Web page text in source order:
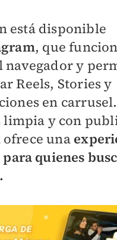
está disponible
, que
navegador y
Reels, Stories y
en
y con
una
quienes